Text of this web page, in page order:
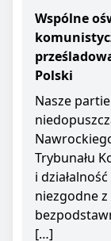
Wspólne
Polski
Nasze
Trybunału
i
niezgodne
[…]